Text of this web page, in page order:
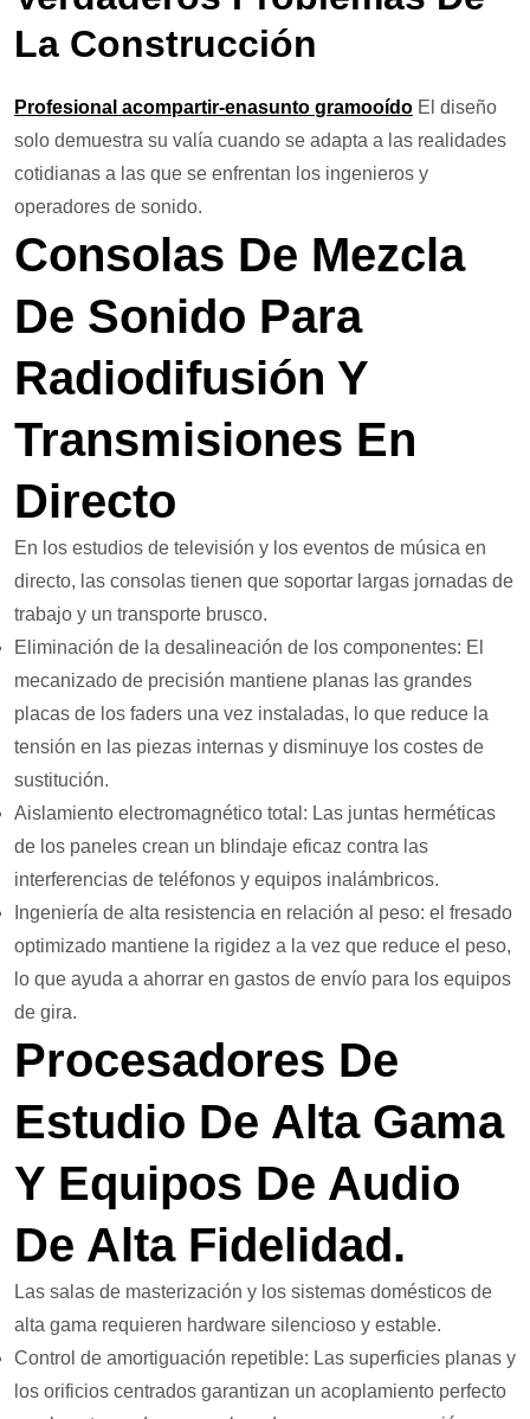
La Construcción
Profesional acompartir-enasunto gramooído El diseño
solo demuestra su valía cuando se adapta a las realidades
cotidianas a las que se enfrentan los ingenieros y
operadores de sonido.
Consolas De Mezcla
De Sonido Para
Radiodifusión Y
Transmisiones En
Directo
En los estudios de televisión y los eventos de música en
directo, las consolas tienen que soportar largas jornadas de
trabajo y un transporte brusco.
Eliminación de la desalineación de los componentes: El
mecanizado de precisión mantiene planas las grandes
placas de los faders una vez instaladas, lo que reduce la
tensión en las piezas internas y disminuye los costes de
sustitución.
Aislamiento electromagnético total: Las juntas herméticas
de los paneles crean un blindaje eficaz contra las
interferencias de teléfonos y equipos inalámbricos.
Ingeniería de alta resistencia en relación al peso: el fresado
optimizado mantiene la rigidez a la vez que reduce el peso,
lo que ayuda a ahorrar en gastos de envío para los equipos
de gira.
Procesadores De
Estudio De Alta Gama
Y Equipos De Audio
De Alta Fidelidad.
Las salas de masterización y los sistemas domésticos de
alta gama requieren hardware silencioso y estable.
Control de amortiguación repetible: Las superficies planas y
los orificios centrados garantizan un acoplamiento perfecto